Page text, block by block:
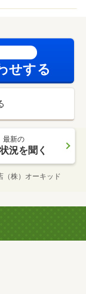
せする
最新の
況を聞く
（株）オーキッド